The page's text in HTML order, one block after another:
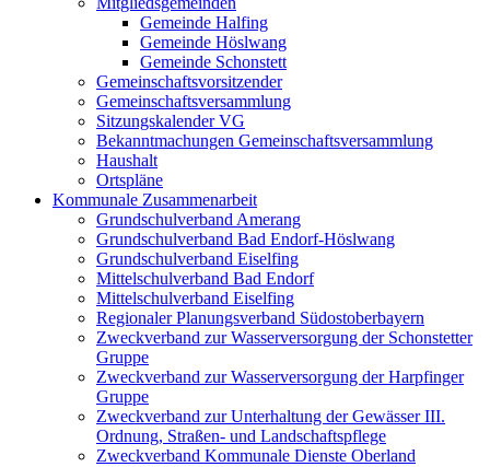
Gemeinde Halfing
Gemeinde Höslwang
Gemeinde Schonstett
Gemeinschaftsvorsitzender
Gemeinschaftsversammlung
Sitzungskalender VG
Bekanntmachungen Gemeinschaftsversammlung
Haushalt
Ortspläne
Kommunale Zusammenarbeit
Grundschulverband Amerang
Grundschulverband Bad Endorf-Höslwang
Grundschulverband Eiselfing
Mittelschulverband Bad Endorf
Mittelschulverband Eiselfing
Regionaler Planungsverband Südostoberbayern
Zweckverband zur Wasserversorgung der Schonstetter
Gruppe
Zweckverband zur Wasserversorgung der Harpfinger
Gruppe
Zweckverband zur Unterhaltung der Gewässer III.
Ordnung, Straßen- und Landschaftspflege
Zweckverband Kommunale Dienste Oberland